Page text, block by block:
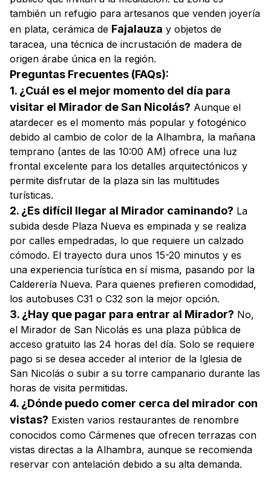
también un refugio para artesanos que venden joyería
en plata, cerámica de Fajalauza y objetos de
taracea, una técnica de incrustación de madera de
origen árabe única en la región.
Preguntas Frecuentes (FAQs):
1. ¿Cuál es el mejor momento del día para
visitar el Mirador de San Nicolás? Aunque el
atardecer es el momento más popular y fotogénico
debido al cambio de color de la Alhambra, la mañana
temprano (antes de las 10:00 AM) ofrece una luz
frontal excelente para los detalles arquitectónicos y
permite disfrutar de la plaza sin las multitudes
turísticas.
2. ¿Es difícil llegar al Mirador caminando? La
subida desde Plaza Nueva es empinada y se realiza
por calles empedradas, lo que requiere un calzado
cómodo. El trayecto dura unos 15-20 minutos y es
una experiencia turística en sí misma, pasando por la
Calderería Nueva. Para quienes prefieren comodidad,
los autobuses C31 o C32 son la mejor opción.
3. ¿Hay que pagar para entrar al Mirador? No,
el Mirador de San Nicolás es una plaza pública de
acceso gratuito las 24 horas del día. Solo se requiere
pago si se desea acceder al interior de la Iglesia de
San Nicolás o subir a su torre campanario durante las
horas de visita permitidas.
4. ¿Dónde puedo comer cerca del mirador con
vistas? Existen varios restaurantes de renombre
conocidos como Cármenes que ofrecen terrazas con
vistas directas a la Alhambra, aunque se recomienda
reservar con antelación debido a su alta demanda.